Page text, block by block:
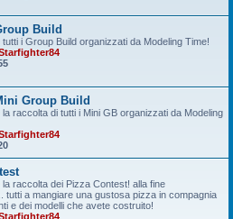
Build
i Group Build organizzati da Modeling Time!
Group Build
raccolta di tutti i Mini GB organizzati da Modeling
raccolta dei Pizza Contest! alla fine
tutti a mangiare una gustosa pizza in compagnia
e dei modelli che avete costruito!